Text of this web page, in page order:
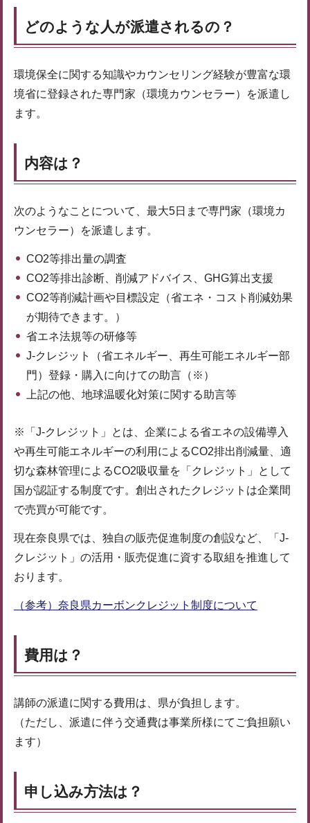
どのような人が派遣されるの？
環境保全に関する知識やカウンセリング経験が豊富な環
境省に登録された専門家（環境カウンセラー）を派遣し
ます。
内容は？
次のようなことについて、最大5日まで専門家（環境カ
ウンセラー）を派遣します。
CO2等排出量の調査
CO2等排出診断、削減アドバイス、GHG算出支援
CO2等削減計画や目標設定（省エネ・コスト削減効果
が期待できます。）
省エネ法規等の研修等
J-クレジット（省エネルギー、再生可能エネルギー部
門）登録・購入に向けての助言（※）
上記の他、地球温暖化対策に関する助言等
※「J-クレジット」とは、企業による省エネの設備導入
や再生可能エネルギーの利用によるCO2排出削減量、適
切な森林管理によるCO2吸収量を「クレジット」として
国が認証する制度です。創出されたクレジットは企業間
で売買が可能です。
現在奈良県では、独自の販売促進制度の創設など、「J-
クレジット」の活用・販売促進に資する取組を推進して
おります。
（参考）奈良県カーボンクレジット制度について
費用は？
講師の派遣に関する費用は、県が負担します。
（ただし、派遣に伴う交通費は事業所様にてご負担願い
ます）
申し込み方法は？